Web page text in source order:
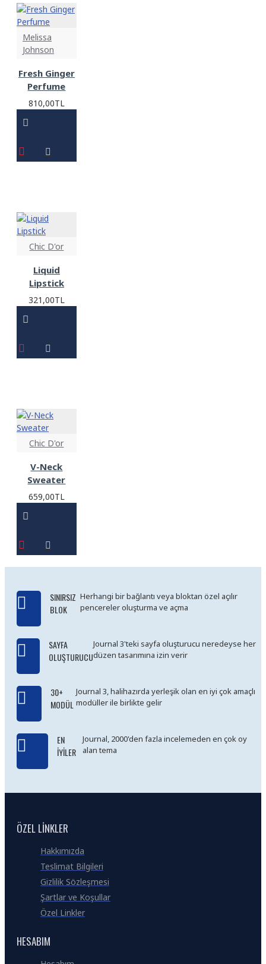
Melissa
Johnson
Fresh Ginger
Perfume
810,00TL
Chic D'or
Liquid
Lipstick
321,00TL
Chic D'or
V-Neck
Sweater
659,00TL
SINIRSIZ
BLOK
Herhangi bir bağlantı veya bloktan özel açılır
pencereler oluşturma ve açma
SAYFA
OLUŞTURUCU
Journal 3'teki sayfa oluşturucu neredeyse her
düzen tasarımına izin verir
30+
MODÜL
Journal 3, halihazırda yerleşik olan en iyi çok amaçlı
modüller ile birlikte gelir
EN
İYILER
Journal, 2000'den fazla incelemeden en çok oy
alan tema
ÖZEL LINKLER
Hakkımızda
Teslimat Bilgileri
Gizlilik Sözleşmesi
Şartlar ve Koşullar
Özel Linkler
HESABIM